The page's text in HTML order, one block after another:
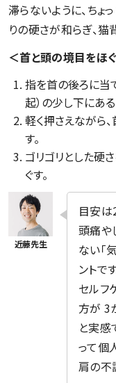
滞らないように、ち
りの硬さが和らぎ、
＜首と頭の境目をほ
指を首の後ろに当
起）の少し下にあ
軽く押さえながら
す。
ゴリゴリとした硬
ぐす。
目安は
頭痛や
ない「
ントです
セルフ
方が 3
と実感
って個
肩の不